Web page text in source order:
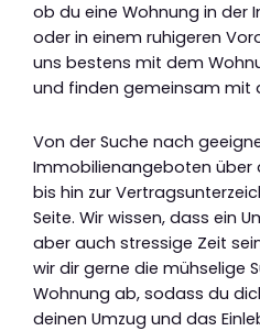
ob du eine Wohnung in der
oder in einem ruhigeren
uns bestens mit dem
und finden gemeinsam mit
Von der Suche nach
Immobilienangeboten über
bis hin zur
Seite. Wir wissen, dass ein
aber auch stressige Zeit
wir dir gerne die mühselige
Wohnung ab, sodass du
deinen Umzug und das